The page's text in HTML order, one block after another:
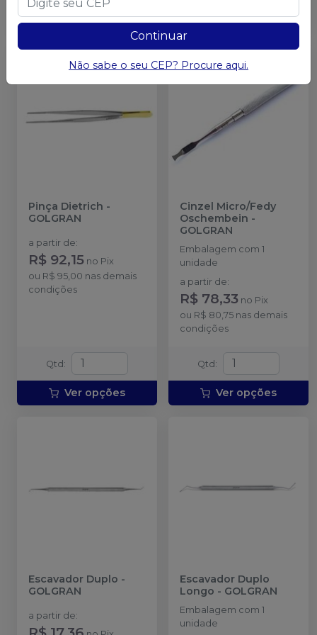
Ver opções Ver opções
Pinça Dietrich -
GOLGRAN
a partir de:
R$ 92,15 no Pix
ou R$ 95,00 nas demais
condições
Qtd:
Ver opções
Cinzel Micro/Fedy
Oschembein -
GOLGRAN
Embalagem com 1
unidade
a partir de:
R$ 78,33 no Pix
ou R$ 80,75 nas demais
condições
Qtd:
Ver opções
Escavador Duplo -
GOLGRAN
a partir de:
Escavador Duplo
Longo - GOLGRAN
Embalagem com 1
unidade
Continuar
Não sabe o seu CEP? Procure aqui.